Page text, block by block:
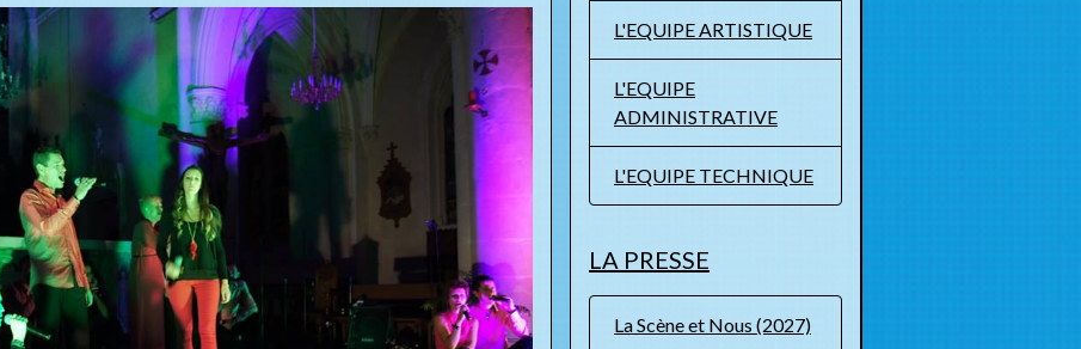
L'EQUIPE ARTISTIQUE
L'EQUIPE
ADMINISTRATIVE
L'EQUIPE TECHNIQUE
LA PRESSE
La Scène et Nous (2027)